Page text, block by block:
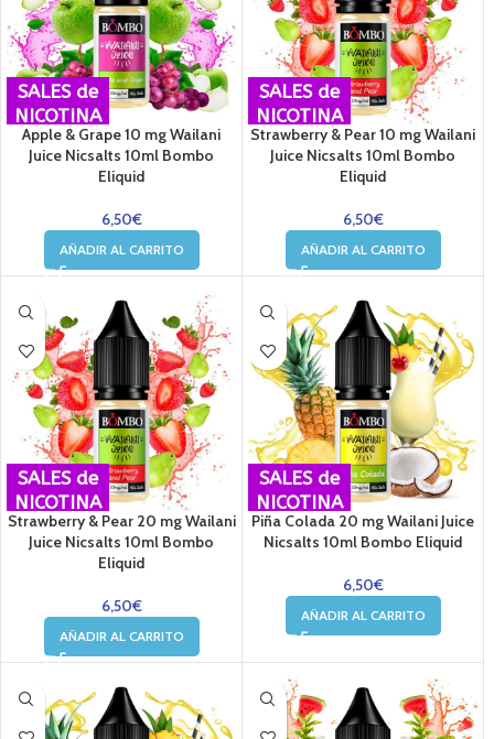
SALES de
NICOTINA
Apple & Grape 10 mg Wailani
Juice Nicsalts 10ml Bombo
Eliquid
6,50€
AÑADIR AL CARRITO
SALES de
NICOTINA
Strawberry & Pear 10 mg Wailani
Juice Nicsalts 10ml Bombo
Eliquid
6,50€
AÑADIR AL CARRITO
SALES de
NICOTINA
Strawberry & Pear 20 mg Wailani
Juice Nicsalts 10ml Bombo
Eliquid
6,50€
AÑADIR AL CARRITO
SALES de
NICOTINA
Piña Colada 20 mg Wailani Juice
Nicsalts 10ml Bombo Eliquid
6,50€
AÑADIR AL CARRITO